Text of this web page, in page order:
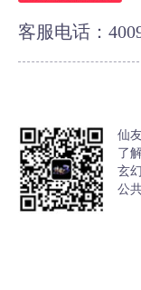
客服电话：
仙
了
玄
公